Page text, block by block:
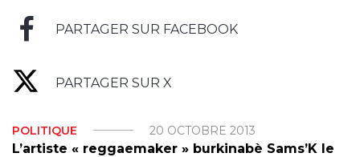
PARTAGER SUR FACEBOOK
PARTAGER SUR X
POLITIQUE 20 OCTOBRE 2013
L’artiste « reggaemaker » burkinabè Sams’K le